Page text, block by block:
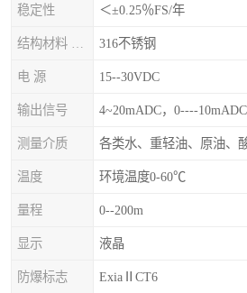
稳定性 ＜±0.25％FS/年
316不锈钢
电 源 15--30VDC
输出信号 4~20mADC，0----
测量介质 各类水、重轻油、原油、
温度 环境温度0-60℃
量程 0--200m
显示 液晶
防爆标志 ExiaⅡCT6